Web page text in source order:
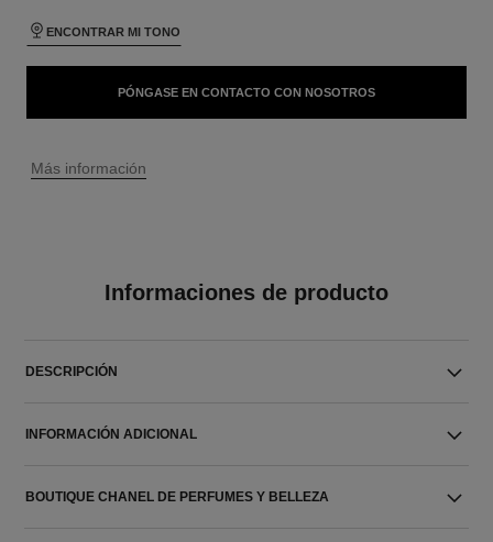
ENCONTRAR MI TONO
PÓNGASE EN CONTACTO CON NOSOTROS
↩
Más información
Informaciones de producto
DESCRIPCIÓN
INFORMACIÓN ADICIONAL
BOUTIQUE CHANEL DE PERFUMES Y BELLEZA